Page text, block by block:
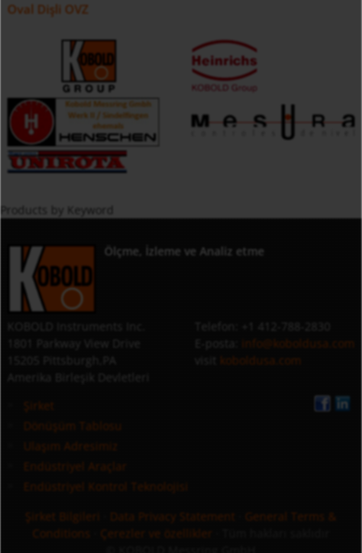
Oval Dişli OVZ
Products by Keyword
Ölçme, İzleme ve Analiz etme
info@koboldusa.com
koboldusa.com
Şirket
Dönüşüm Tablosu
Ulaşım Adresimiz
Endüstriyel Araçlar
Endüstriyel Kontrol Teknolojisi
Şirket Bilgileri
Data Privacy Statement
General Terms &
Conditions
Çerezler ve özellikler